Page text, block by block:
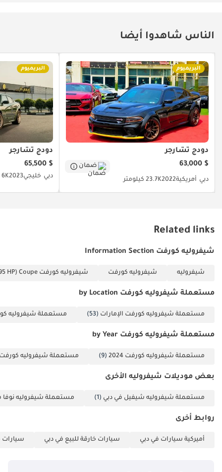
السيارات للمقايضة •
نشتري أي سيارة نقدًا
-------------------------------
----------- انضم إلى
مجتمعنا على: الموقع
الإلكتروني: إنستغرام:
معرف دبي: 69526-
CHHHZ
الناس شاهدوا أيضا
البريميوم
دودج تشارجر
$ 63,000
ضمان
دبي أمريكية202223.7K كيلومتر
البريميوم
دودج تشارجر
$ 65,500
دبي خليجي20236K كيلومتر
Related links
شيفروليه كورفت Information Section
شيفروليه شيفروليه كورفت شيفروليه كورفت 1LT 6.2L (495 HP) Coupe
مستعملة شيفروليه كورفت by Location
مستعملة شيفروليه كورفت الإمارات (53) مستعملة شيفروليه
مستعملة شيفروليه كورفت by Year
مستعملة شيفروليه كورفت 2024 (9) مستعملة شيفروليه كورفت
بعض موديلات شيفروليه الأخرى
مستعملة شيفروليه شيفيل في دبي (1) مستعملة شيفروليه نوفا
روابط أخرى
أميركية سيارات في دبي سيارات خارقة للبيع في دبي سيارات